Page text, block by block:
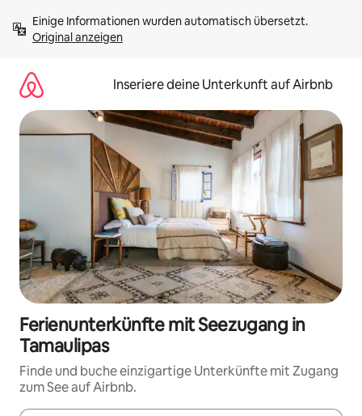
Inhalten
springenOriginal anzeigen
Inseriere deine Unterkunft auf Airbnb
Ferienunterkünfte mit Seezugang in
Tamaulipas
Finde und buche einzigartige Unterkünfte mit Zugang
zum See auf Airbnb.